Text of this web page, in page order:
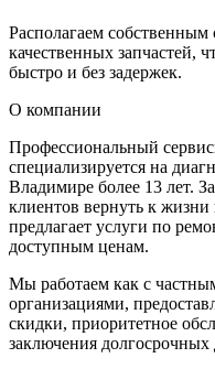
Располагаем
качественных запчастей,
быстро и без задержек.
О компании
Профессиональный
специализируется на
Владимире более 13 лет.
клиентов вернуть к жизни
предлагает услуги по
доступным ценам.
Мы работаем как с
организациями,
скидки, приоритетное
заключения долгосрочных